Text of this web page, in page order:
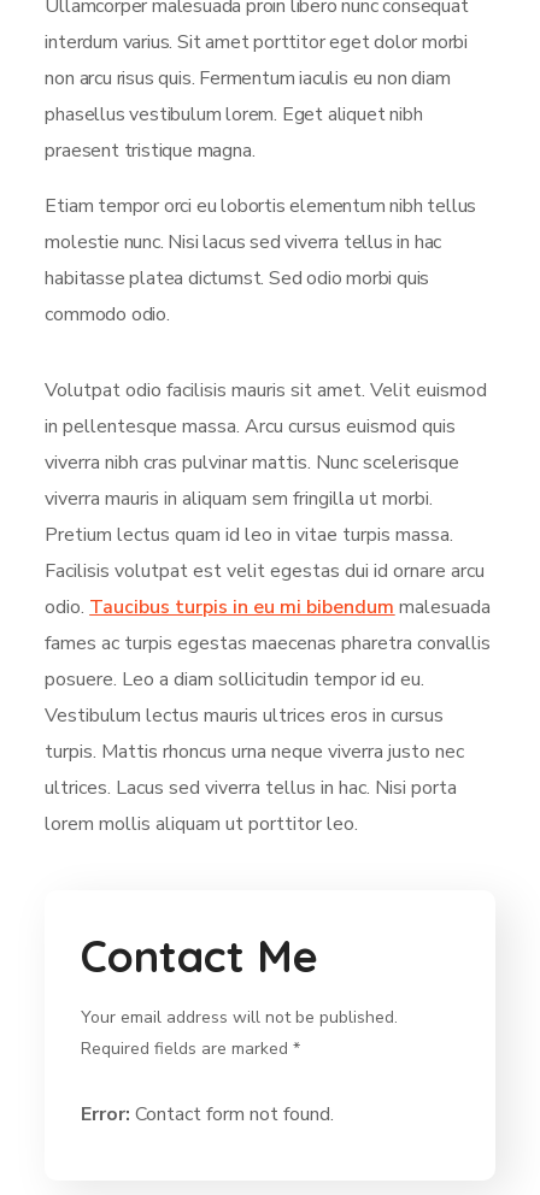
Ullamcorper malesuada proin libero nunc consequat
interdum varius. Sit amet porttitor eget dolor morbi
non arcu risus quis. Fermentum iaculis eu non diam
phasellus vestibulum lorem. Eget aliquet nibh
praesent tristique magna.
Etiam tempor orci eu lobortis elementum nibh tellus
molestie nunc. Nisi lacus sed viverra tellus in hac
habitasse platea dictumst. Sed odio morbi quis
commodo odio.
Volutpat odio facilisis mauris sit amet. Velit euismod
in pellentesque massa. Arcu cursus euismod quis
viverra nibh cras pulvinar mattis. Nunc scelerisque
viverra mauris in aliquam sem fringilla ut morbi.
Pretium lectus quam id leo in vitae turpis massa.
Facilisis volutpat est velit egestas dui id ornare arcu
odio. Taucibus turpis in eu mi bibendum malesuada
fames ac turpis egestas maecenas pharetra convallis
posuere. Leo a diam sollicitudin tempor id eu.
Vestibulum lectus mauris ultrices eros in cursus
turpis. Mattis rhoncus urna neque viverra justo nec
ultrices. Lacus sed viverra tellus in hac. Nisi porta
lorem mollis aliquam ut porttitor leo.
Contact Me
Your email address will not be published.
Required fields are marked *
Error: Contact form not found.